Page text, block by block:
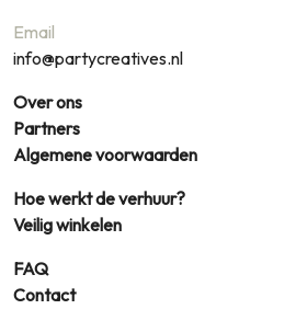
Email
info@partycreatives.nl
Over ons
Partners
Algemene voorwaarden
Hoe werkt de verhuur?
Veilig winkelen
FAQ
Contact